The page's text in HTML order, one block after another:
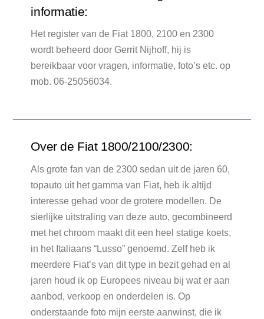
informatie:
Het register van de Fiat 1800, 2100 en 2300
wordt beheerd door Gerrit Nijhoff, hij is
bereikbaar voor vragen, informatie, foto’s etc. op
mob. 06-25056034.
Over de Fiat 1800/2100/2300:
Als grote fan van de 2300 sedan uit de jaren 60,
topauto uit het gamma van Fiat, heb ik altijd
interesse gehad voor de grotere modellen. De
sierlijke uitstraling van deze auto, gecombineerd
met het chroom maakt dit een heel statige koets,
in het Italiaans “Lusso” genoemd. Zelf heb ik
meerdere Fiat’s van dit type in bezit gehad en al
jaren houd ik op Europees niveau bij wat er aan
aanbod, verkoop en onderdelen is. Op
onderstaande foto mijn eerste aanwinst, die ik